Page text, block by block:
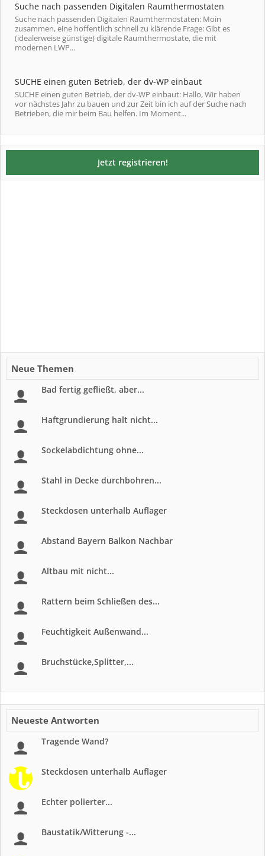
Suche nach passenden Digitalen Raumthermostaten
Suche nach passenden Digitalen Raumthermostaten: Moin
zusammen, eine hoffentlich schnell zu klärende Frage: Gibt es
(idealerweise günstige) digitale Raumthermostate, die mit
modernen LWP...
SUCHE einen guten Betrieb, der dv-WP einbaut
SUCHE einen guten Betrieb, der dv-WP einbaut: Hallo, Wir haben
vor nächstes Jahr zu bauen und zur Zeit bin ich auf der Suche nach
Betrieben, die mir beim Bau helfen. Im Moment...
Jetzt registrieren!
Neue Themen
Bad fertig gefließt, aber...
Haftgrundierung halt nicht...
Sockelabdichtung ohne...
Stahl in Decke durchbohren...
Steckdosen unterhalb Auflager
Abstand Bayern Balkon Nachbar
Altbau mit nicht...
Rattern beim Schließen des...
Feuchtigkeit Außenwand...
Bruchstücke,Splitter,...
Neueste Antworten
Tragende Wand?
Steckdosen unterhalb Auflager
Echter polierter...
Baustatik/Witterung -...